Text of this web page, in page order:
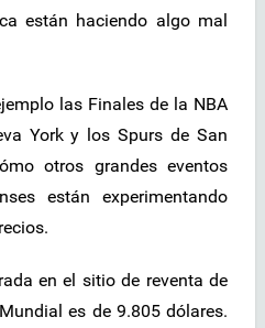
están haciendo algo mal
las Finales de la NBA
York y los Spurs de San
otros grandes eventos
están experimentando
en el sitio de reventa de
es de 9.805 dólares.